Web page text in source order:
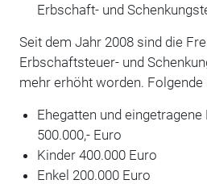
Erbschaft- und
Seit dem Jahr 2008 sind die
Erbschaftsteuer- und
mehr erhöht worden.
Ehegatten und
500.000,- Euro
Kinder 400.000 Euro
Enkel 200.000 Euro